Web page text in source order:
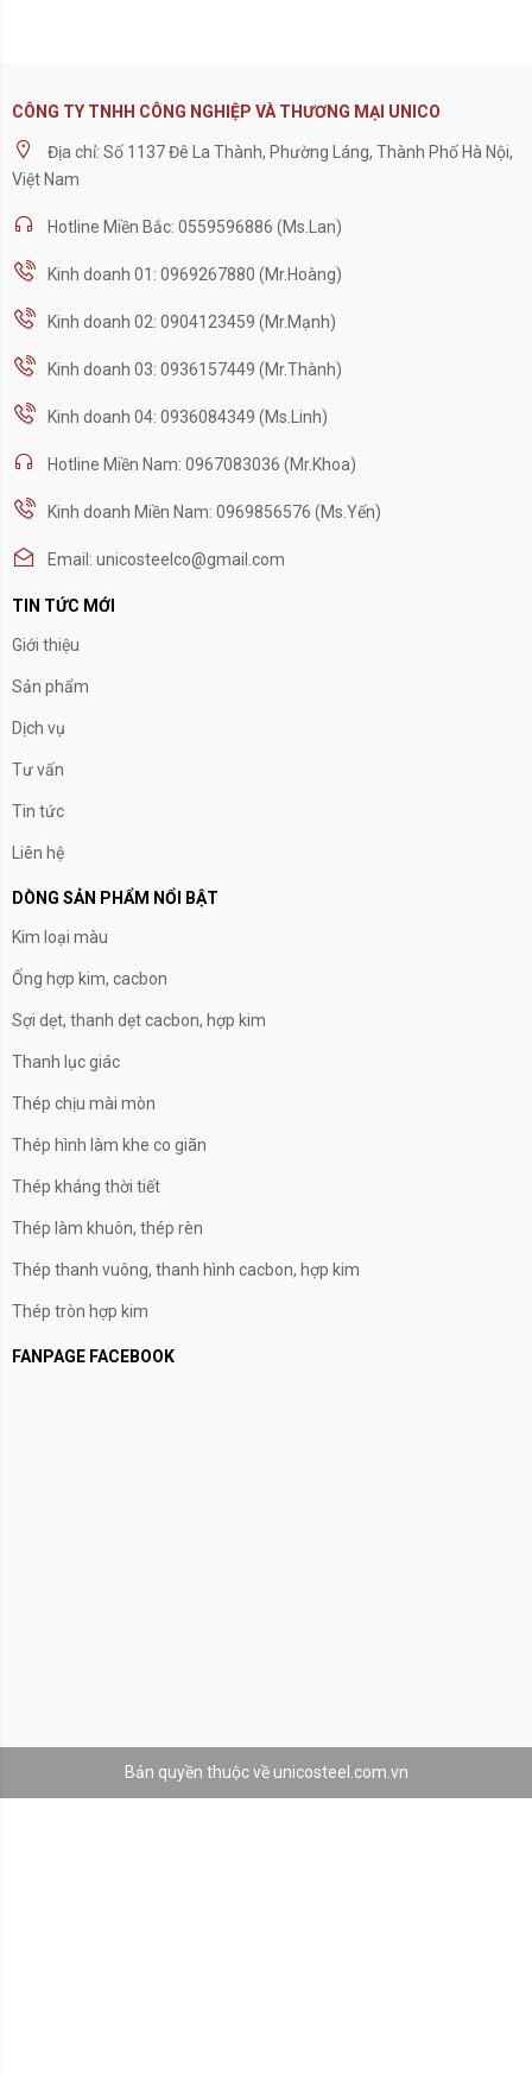
CÔNG TY TNHH CÔNG NGHIỆP VÀ THƯƠNG MẠI UNICO
Địa chỉ: Số 1137 Đê La Thành, Phường Láng, Thành Phố Hà Nội,
Việt Nam
Hotline Miền Bắc: 0559596886 (Ms.Lan)
Kinh doanh 01: 0969267880 (Mr.Hoàng)
Kinh doanh 02: 0904123459 (Mr.Mạnh)
Kinh doanh 03: 0936157449 (Mr.Thành)
Kinh doanh 04: 0936084349 (Ms.Linh)
Hotline Miền Nam: 0967083036 (Mr.Khoa)
Kinh doanh Miền Nam: 0969856576 (Ms.Yến)
Email: unicosteelco@gmail.com
TIN TỨC MỚI
Giới thiệu
Sản phẩm
Dịch vụ
Tư vấn
Tin tức
Liên hệ
DÒNG SẢN PHẨM NỔI BẬT
Kim loại màu
Ống hợp kim, cacbon
Sợi dẹt, thanh dẹt cacbon, hợp kim
Thanh lục giác
Thép chịu mài mòn
Thép hình làm khe co giãn
Thép kháng thời tiết
Thép làm khuôn, thép rèn
Thép thanh vuông, thanh hình cacbon, hợp kim
Thép tròn hợp kim
FANPAGE FACEBOOK
Bản quyền thuộc về unicosteel.com.vn